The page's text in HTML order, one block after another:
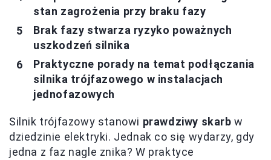
stan zagrożenia przy braku fazy
Brak fazy stwarza ryzyko poważnych
uszkodzeń silnika
Praktyczne porady na temat podłączania
silnika trójfazowego w instalacjach
jednofazowych
Silnik trójfazowy stanowi prawdziwy skarb w
dziedzinie elektryki. Jednak co się wydarzy, gdy
jedna z faz nagle znika? W praktyce